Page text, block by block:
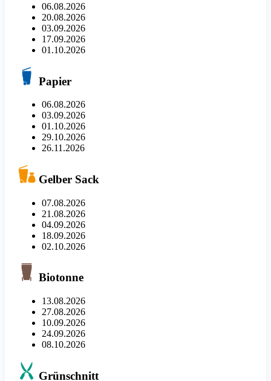
06.08.2026
20.08.2026
03.09.2026
17.09.2026
01.10.2026
Papier
06.08.2026
03.09.2026
01.10.2026
29.10.2026
26.11.2026
Gelber Sack
07.08.2026
21.08.2026
04.09.2026
18.09.2026
02.10.2026
Biotonne
13.08.2026
27.08.2026
10.09.2026
24.09.2026
08.10.2026
Grünschnitt